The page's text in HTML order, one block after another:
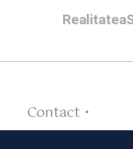
Contact •